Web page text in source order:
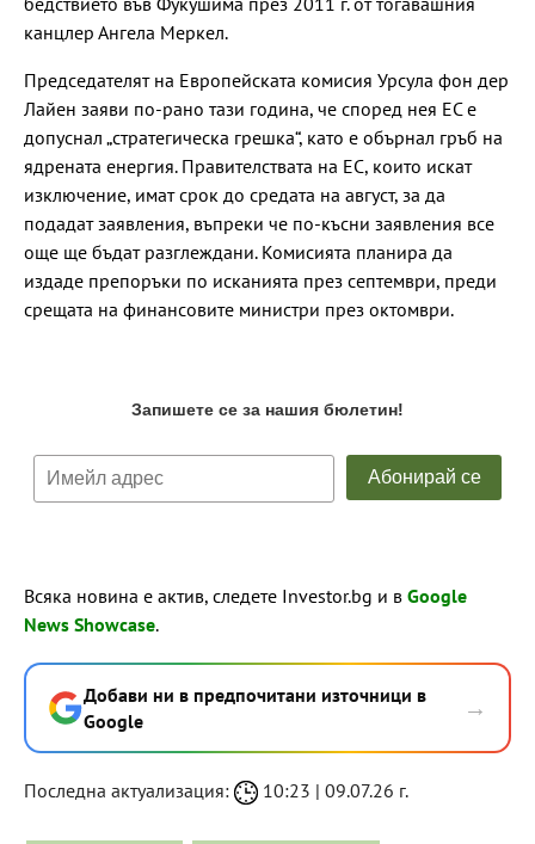
канцлер Ангела Меркел.
Председателят на Европейската комисия Урсула фон дер
Лайен заяви по-рано тази година, че според нея ЕС е
допуснал „стратегическа грешка“, като е обърнал гръб на
ядрената енергия. Правителствата на ЕС, които искат
изключение, имат срок до средата на август, за да
подадат заявления, въпреки че по-късни заявления все
още ще бъдат разглеждани. Комисията планира да
издаде препоръки по исканията през септември, преди
срещата на финансовите министри през октомври.
Всяка новина е актив, следете Investor.bg и в Google
News Showcase.
Добави ни в предпочитани източници в
Google
→
Последна актуализация: 10:23 | 09.07.26 г.